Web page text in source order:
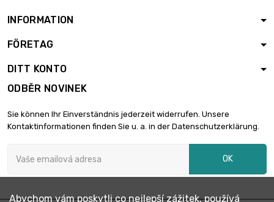
0.05mm
délka : 0.2 Meter
Tloušťka / síla :
0.05mm
10,10 €
šířka : 50mm
INFORMATION
FÖRETAG
DITT KONTO
ODBĚR NOVINEK
Sie können Ihr Einverständnis jederzeit widerrufen. Unsere
Kontaktinformationen finden Sie u. a. in der Datenschutzerklärung.
OK
Abychom vám poskytli co nejlepší zážitek, používá